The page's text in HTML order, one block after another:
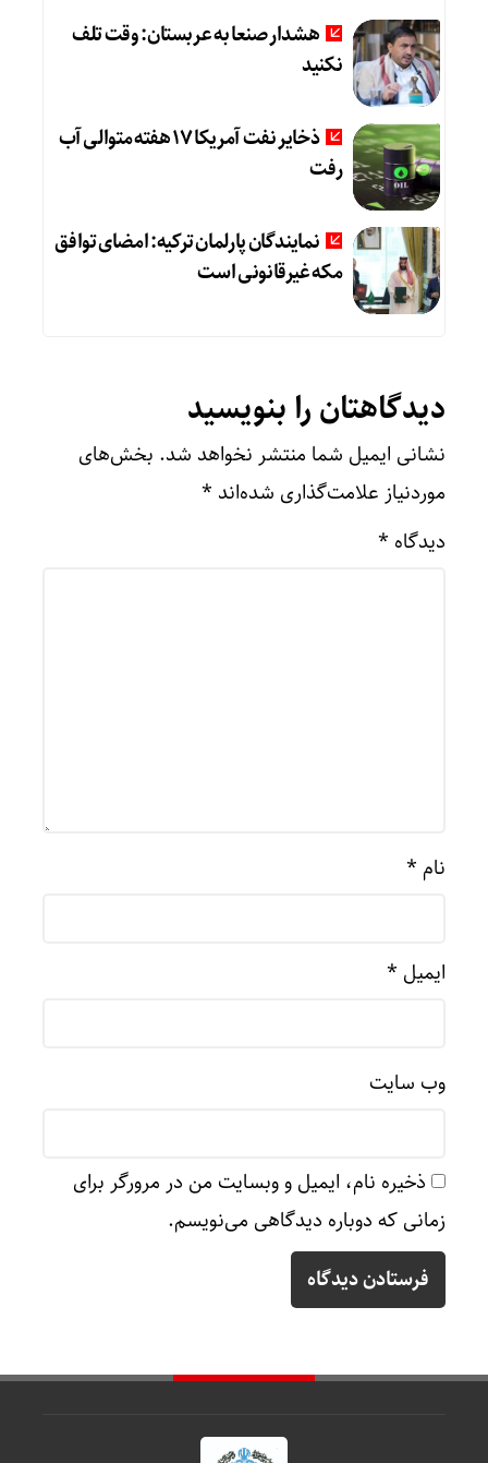
هشدار صنعا به عربستان: وقت تلف
نکنید
ذخایر نفت آمریکا 17 هفته متوالی آب
رفت
نمایندگان پارلمان ترکیه: امضای توافق
مکه غیرقانونی است
دیدگاهتان را بنویسید
نشانی ایمیل شما منتشر نخواهد شد. بخش‌های
موردنیاز علامت‌گذاری شده‌اند *
دیدگاه *
نام *
ایمیل *
وب‌ سایت
ذخیره نام، ایمیل و وبسایت من در مرورگر برای
زمانی که دوباره دیدگاهی می‌نویسم.